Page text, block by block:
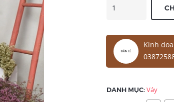
Kinh
DANH MỤC:Váy